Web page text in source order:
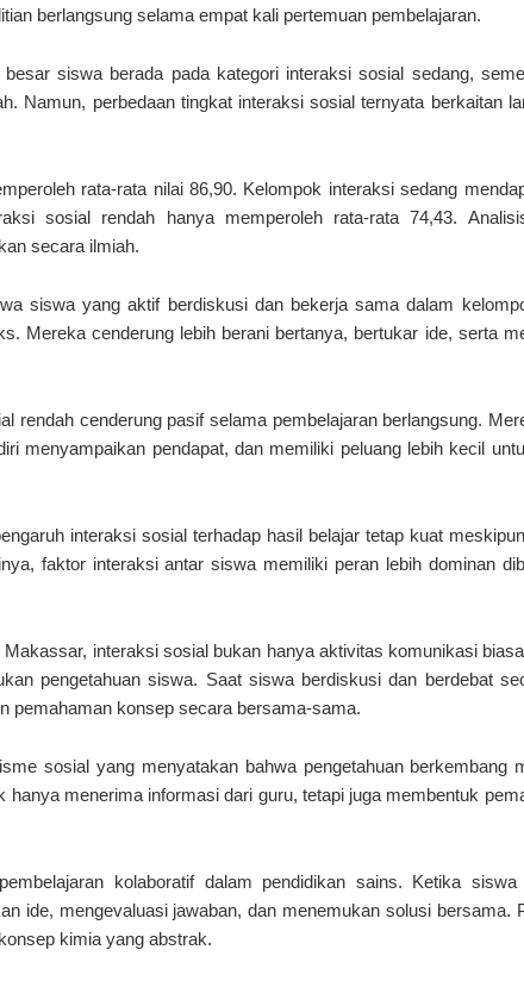
berlangsung selama empat kali pertemuan pembelajaran.
siswa berada pada kategori interaksi sosial sedang,
Namun, perbedaan tingkat interaksi sosial ternyata berkaitan
rata-rata nilai 86,90. Kelompok interaksi sedang
sosial rendah hanya memperoleh rata-rata 74,43.
secara ilmiah.
siswa yang aktif berdiskusi dan bekerja sama dalam
Mereka cenderung lebih berani bertanya, bertukar ide, serta
rendah cenderung pasif selama pembelajaran berlangsung.
menyampaikan pendapat, dan memiliki peluang lebih kecil
interaksi sosial terhadap hasil belajar tetap kuat
faktor interaksi antar siswa memiliki peran lebih dominan
interaksi sosial bukan hanya aktivitas komunikasi
pengetahuan siswa. Saat siswa berdiskusi dan berdebat
pemahaman konsep secara bersama-sama.
sosial yang menyatakan bahwa pengetahuan berkembang
menerima informasi dari guru, tetapi juga membentuk
kolaboratif dalam pendidikan sains. Ketika
ide, mengevaluasi jawaban, dan menemukan solusi bersama.
kimia yang abstrak.